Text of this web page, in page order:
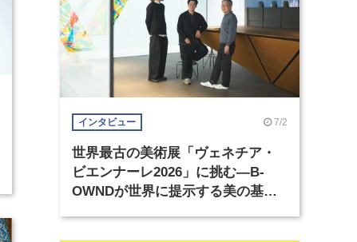
インタビュー 7/2
世界最古の美術展「ヴェネチア・
ビエンナーレ2026」に挑む―B-
OWNDが世界に提示する美の基準